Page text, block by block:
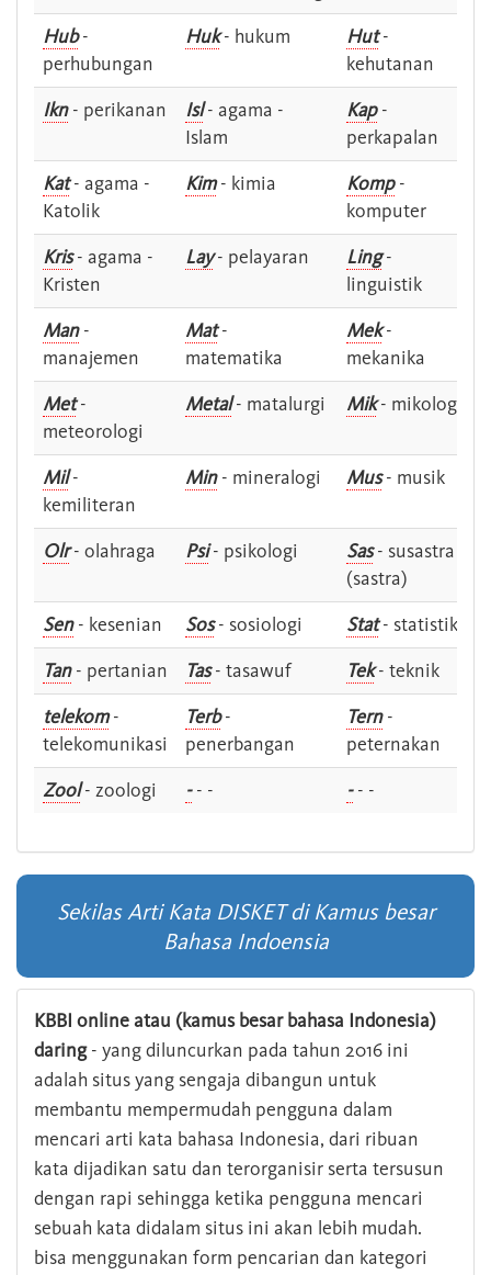
Hub-
perhubungan
Huk- hukum Hut-
kehutanan
Ikn- perikanan Isl- agama -
Islam
Kap-
perkapalan
Kat- agama -
Katolik
Kim- kimia Komp-
komputer
Kris- agama -
Kristen
Lay- pelayaran Ling-
linguistik
Man-
manajemen
Mat-
matematika
Mek-
mekanika
Met-
meteorologi
Metal- matalurgi Mik- mikologi
Mil-
kemiliteran
Min- mineralogi Mus- musik
Olr- olahraga Psi- psikologi Sas- susastra -
(sastra)
Sen- kesenian Sos- sosiologi Stat- statistik
Tan- pertanian Tas- tasawuf Tek- teknik
telekom-
telekomunikasi
Terb-
penerbangan
Tern-
peternakan
Zool- zoologi -- - -- -
Sekilas Arti Kata DISKET di Kamus besar
Bahasa Indoensia
KBBI online atau (kamus besar bahasa Indonesia)
daring- yang diluncurkan pada tahun 2016 ini
adalah situs yang sengaja dibangun untuk
membantu mempermudah pengguna dalam
mencari arti kata bahasa Indonesia, dari ribuan
kata dijadikan satu dan terorganisir serta tersusun
dengan rapi sehingga ketika pengguna mencari
sebuah kata didalam situs ini akan lebih mudah.
bisa menggunakan form pencarian dan kategori